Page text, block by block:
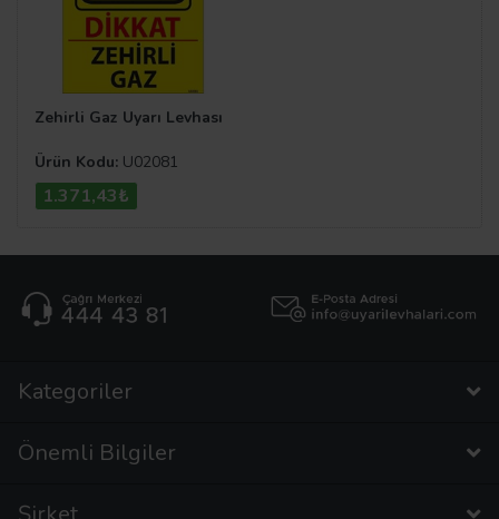
Zehirli Gaz Uyarı Levhası
Ürün Kodu: U02081
1.371,43₺
Kategoriler
Önemli Bilgiler